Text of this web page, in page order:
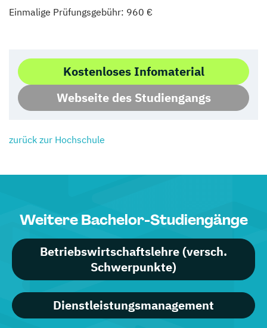
Einmalige Prüfungsgebühr: 960 €
Kostenloses Infomaterial
Webseite des Studiengangs
zurück zur Hochschule
Weitere Bachelor-Studiengänge
Betriebswirtschaftslehre (versch.
Schwerpunkte)
Dienstleistungsmanagement